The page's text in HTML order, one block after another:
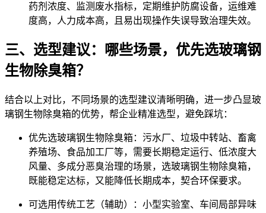
药剂浓度、监测废水指标，定期维护防腐设备，运维难
度高，人力成本高，且易出现操作失误导致治理失效。
三、选型建议：哪些场景，优先选玻璃钢
生物除臭箱？
结合以上对比，不同场景的选型建议清晰明确，进一步凸显玻
璃钢生物除臭箱的优势，帮企业精准选型，避免踩坑：
优先选玻璃钢生物除臭箱：污水厂、垃圾中转站、畜禽
养殖场、食品加工厂等，需要长期稳定运行、低浓度大
风量、多成分恶臭治理的场景，选玻璃钢生物除臭箱，
既能稳定达标，又能降低长期成本，契合环保要求。
可选用传统工艺（辅助）：小型实验室、车间局部异味